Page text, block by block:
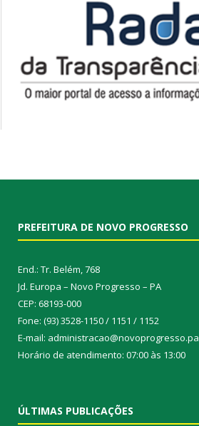
PREFEITURA DE NOVO PROGRESSO
End.: Tr. Belém, 768
Jd. Europa – Novo Progresso – PA
CEP: 68193-000
Fone: (93) 3528-1150 / 1151 / 1152
E-mail:
Horário de atendimento: 07:00 às 13:00
ÚLTIMAS PUBLICAÇÕES